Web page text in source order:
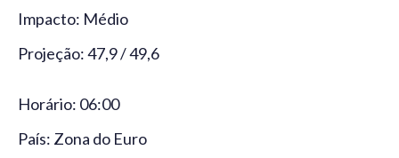
Impacto: Médio
Projeção: 47,9 / 49,6
Horário: 06:00
País: Zona do Euro